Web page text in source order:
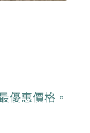
優惠價格。